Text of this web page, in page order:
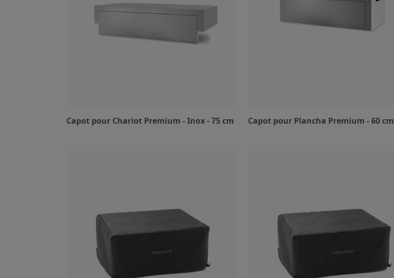
Capot pour Chariot Premium - Inox - 75 cm Capot pour Plancha Premium - 60 cm